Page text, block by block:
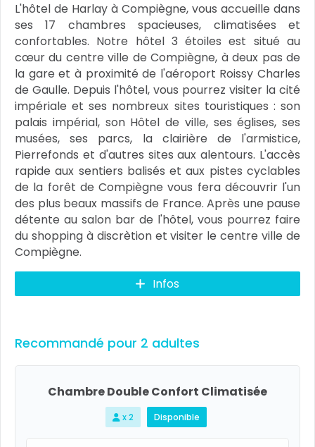
L'hôtel de Harlay à Compiègne, vous accueille dans
ses 17 chambres spacieuses, climatisées et
confortables. Notre hôtel 3 étoiles est situé au
cœur du centre ville de Compiègne, à deux pas de
la gare et à proximité de l'aéroport Roissy Charles
de Gaulle. Depuis l'hôtel, vous pourrez visiter la cité
impériale et ses nombreux sites touristiques : son
palais impérial, son Hôtel de ville, ses églises, ses
musées, ses parcs, la clairière de l'armistice,
Pierrefonds et d'autres sites aux alentours. L'accès
rapide aux sentiers balisés et aux pistes cyclables
de la forêt de Compiègne vous fera découvrir l'un
des plus beaux massifs de France. Après une pause
détente au salon bar de l'hôtel, vous pourrez faire
du shopping à discrètion et visiter le centre ville de
Compiègne.
Infos
Recommandé pour 2 adultes
Chambre Double Confort Climatisée
x 2 Disponible